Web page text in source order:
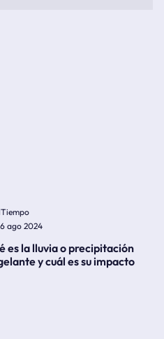
ago 2024
es la lluvia o precipitación
y cuál es su impacto